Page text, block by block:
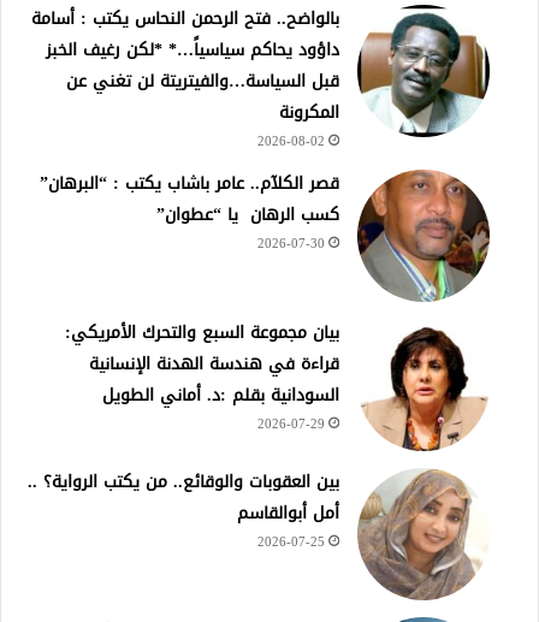
بالواضح.. فتح الرحمن النحاس يكتب : أسامة
داؤود يحاكم سياسياً…* *لكن رغيف الخبز
قبل السياسة…والفيتريتة لن تغني عن
المكرونة
2026-08-02
قصر الكلآم.. عامر باشاب يكتب : “البرهان”
كسب الرهان يا “عطوان”
2026-07-30
بيان مجموعة السبع والتحرك الأمريكي:
قراءة في هندسة الهدنة الإنسانية
السودانية بقلم :د. أماني الطويل
2026-07-29
بين العقوبات والوقائع.. من يكتب الرواية؟ ..
أمل أبوالقاسم
2026-07-25